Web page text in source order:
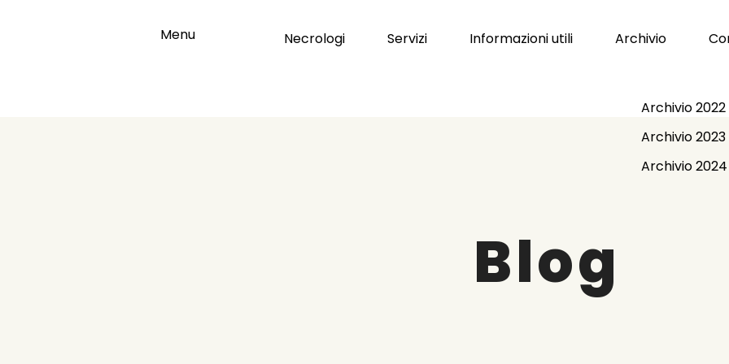
Menu Necrologi Servizi Informazioni utili Archivio
Archivio 2022
Archivio 2023
Archivio 2024
Blog